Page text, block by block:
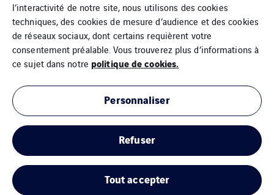
Mentions Légales
Cookies
Plan du site
l’interactivité de notre site, nous utilisons des cookies
techniques, des cookies de mesure d’audience et des cookies
de réseaux sociaux, dont certains requièrent votre
consentement préalable. Vous trouverez plus d’informations à
ce sujet dans notre politique de cookies.
Personnaliser
Refuser
Tout accepter